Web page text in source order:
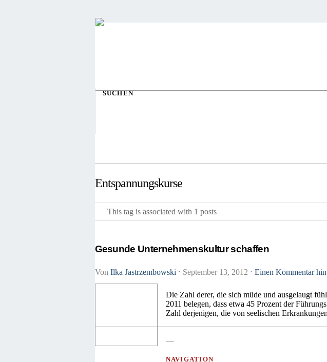
SUCHEN
Entspannungskurse
This tag is associated with 1 posts
Gesunde Unternehmenskultur schaffen
Von Ilka Jastrzembowski ⋅ September 13, 2012 ⋅ Einen Kommentar
Die Zahl derer, die sich müde und ausgelaugt
2011 belegen, dass etwa 45 Prozent der
Zahl derjenigen, die von seelischen
—
NAVIGATION